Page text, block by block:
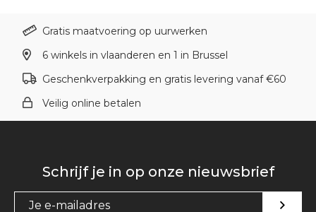
Gratis maatvoering op uurwerken
6 winkels in vlaanderen en 1 in Brussel
Geschenkverpakking en gratis levering vanaf €60
Veilig online betalen
Schrijf je in op onze nieuwsbrief